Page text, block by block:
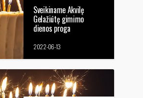
Sveikiname Akvilę
Gelažiūtę gimimo
dienos proga
2022-06-13